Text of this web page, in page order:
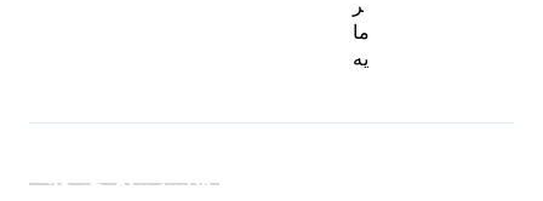
ر
ما
یه
دسته بندی خبرها: